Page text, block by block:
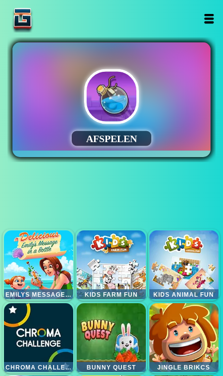
EMILYS MESSAGE IN A BOTTLE KIDS FARM FUN KIDS ANIMAL FUN
CHROMA CHALLENGE BUNNY QUEST JINGLE BRIKCS